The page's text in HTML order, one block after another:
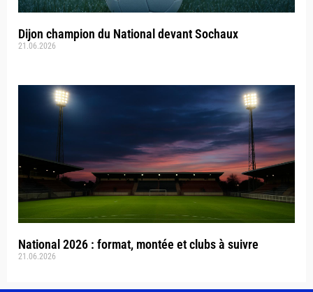
Dijon champion du National devant Sochaux
21.06.2026
National 2026 : format, montée et clubs à suivre
21.06.2026